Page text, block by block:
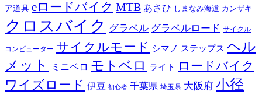
ア道具 eロードバイク MTB あさひ しまなみ海道 カンザキ
クロスバイク グラベル グラベルロード サイクル
コンピューター サイクルモード シマノ ステップス ヘル
メット
ミニベロ モトベロ ライト
ロードバイク
ワイズロード 伊豆 初心者 千葉県 埼玉県 大阪府 小径